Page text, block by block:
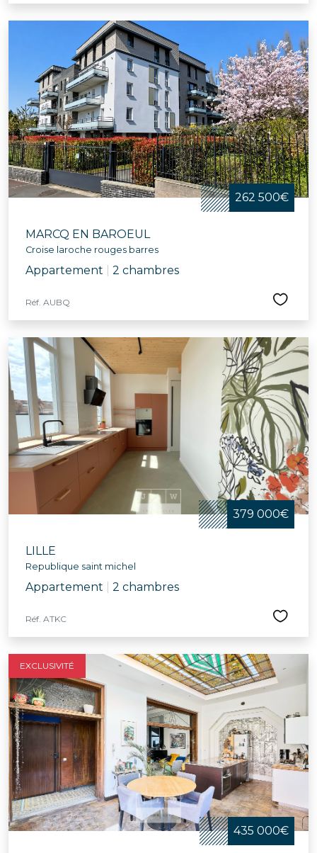
262 500€
MARCQ EN BAROEUL
Croise laroche rouges barres
Appartement 2 chambres
Réf. AUBQ
379 000€
LILLE
Republique saint michel
Appartement 2 chambres
Réf. ATKC
EXCLUSIVITÉ
435 000€